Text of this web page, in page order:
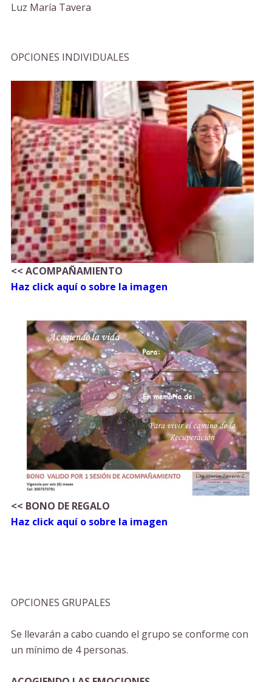
Luz María Tavera
OPCIONES INDIVIDUALES
<< ACOMPAÑAMIENTO
Haz click aquí o sobre la imagen
<< BONO DE REGALO
Haz click aquí o sobre la imagen
OPCIONES GRUPALES
Se llevarán a cabo cuando el grupo se conforme con
un mínimo de 4 personas.